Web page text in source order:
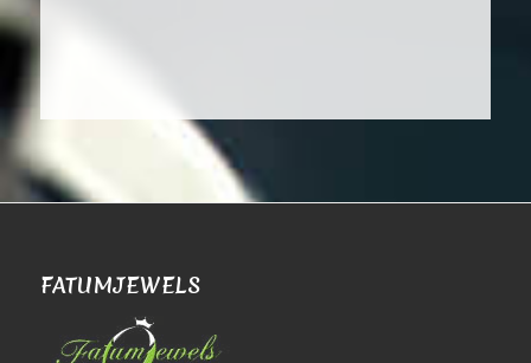
FATUMJEWELS